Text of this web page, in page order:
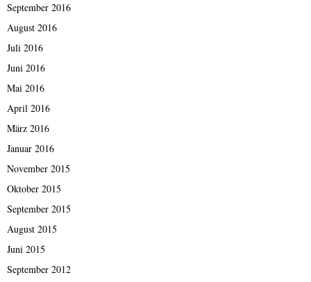
September 2016
August 2016
Juli 2016
Juni 2016
Mai 2016
April 2016
März 2016
Januar 2016
November 2015
Oktober 2015
September 2015
August 2015
Juni 2015
September 2012